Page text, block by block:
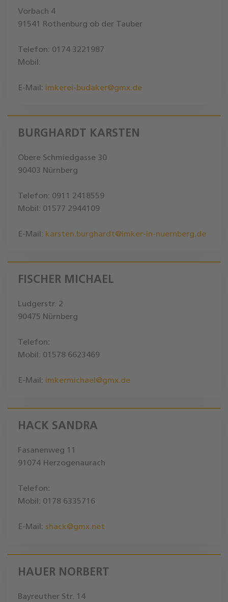
Vorbach 4
91541 Rothenburg ob der Tauber
Telefon: 0174 3221987
Mobil:
E-Mail: imkerei-budaker@gmx.de
BURGHARDT KARSTEN
Obere Schmiedgasse 30
90403 Nürnberg
Telefon: 0911 2418559
Mobil: 01577 2944109
E-Mail: karsten.burghardt@imker-in-nuernberg.de
FISCHER MICHAEL
Ludgerstr. 2
90475 Nürnberg
Telefon:
Mobil: 01578 6623469
E-Mail: imkermichael@gmx.de
HACK SANDRA
Fasanenweg 11
91074 Herzogenaurach
Telefon:
Mobil: 0178 6335716
E-Mail: shack@gmx.net
HAUER NORBERT
Bayreuther Str. 14